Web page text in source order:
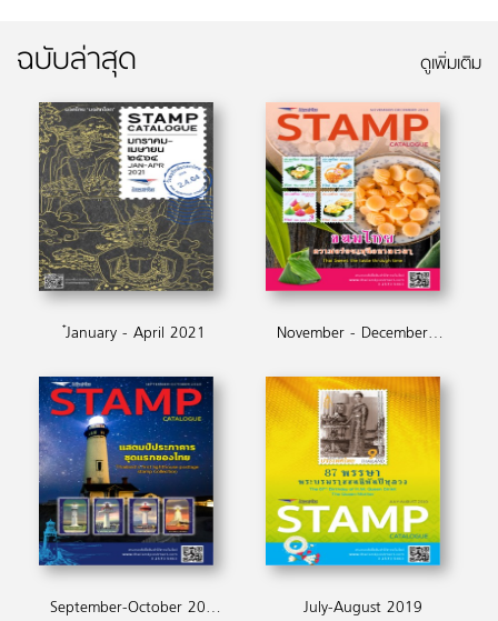
ฉบับล่าสุด ดูเพิ่มเติม
๋January - April 2021 November - December 2019
September-October 2019 July-August 2019